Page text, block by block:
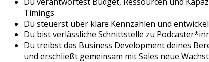
Timings
Du steuerst über klare Kennzahlen und
Du bist verlässliche Schnittstelle zu
Du treibst das Business Development deines
und erschließt gemeinsam mit Sales neue